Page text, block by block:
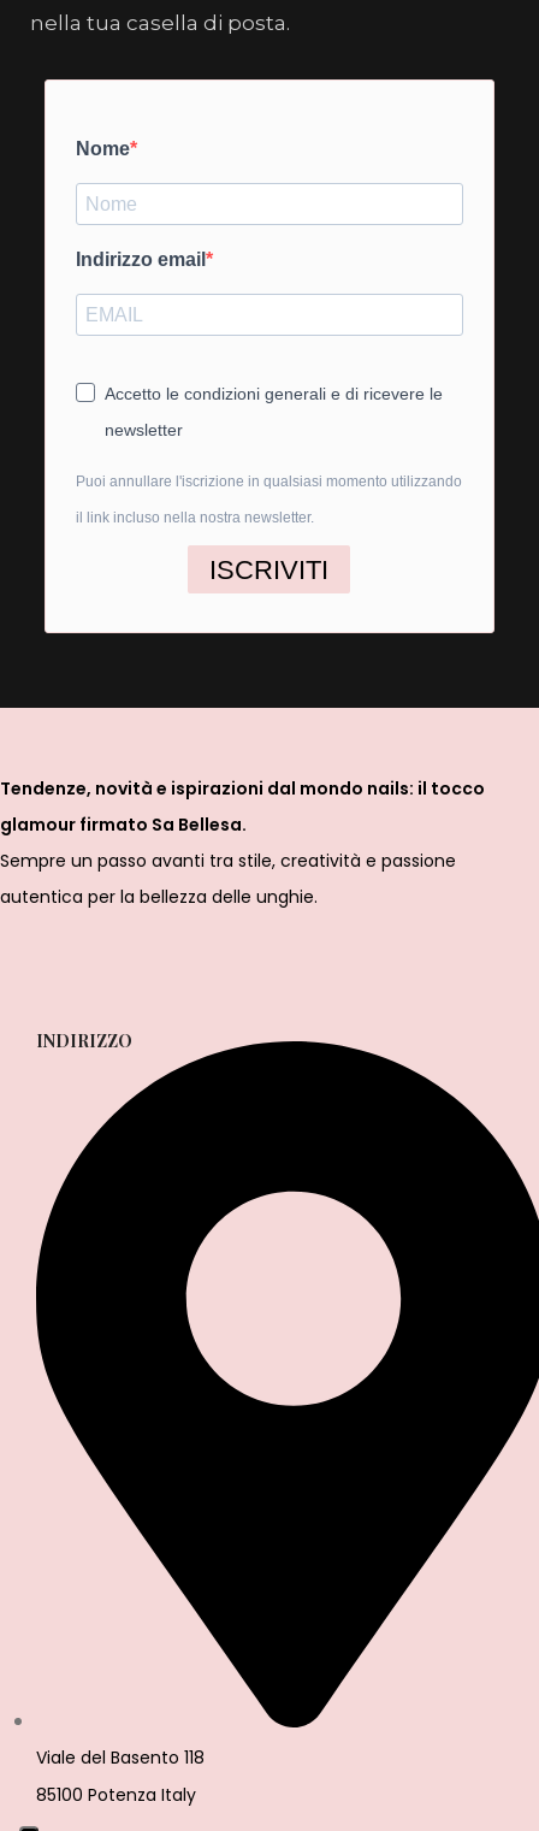
nella tua casella di posta.
Nome
Indirizzo email
Accetto le condizioni generali e di ricevere le
newsletter
Puoi annullare l'iscrizione in qualsiasi momento utilizzando
il link incluso nella nostra newsletter.
ISCRIVITI
Tendenze, novità e ispirazioni dal mondo nails: il tocco
glamour firmato Sa Bellesa.
Sempre un passo avanti tra stile, creatività e passione
autentica per la bellezza delle unghie.
INDIRIZZO
Viale del Basento 118
85100 Potenza Italy